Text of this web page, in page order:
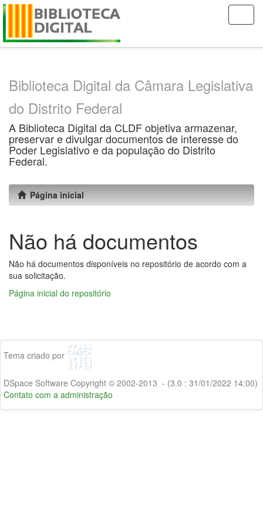
Skip
Biblioteca Digital da Câmara Legislativa
do Distrito Federal
A Biblioteca Digital da CLDF objetiva armazenar,
preservar e divulgar documentos de interesse do
Poder Legislativo e da população do Distrito
Federal.
Página inicial
Não há documentos
Não há documentos disponíveis no repositório de acordo com a
sua solicitação.
Página inicial do repositório
Tema criado por
DSpace Software Copyright © 2002-2013 - (3.0 : 31/01/2022 14:00)
Contato com a administração